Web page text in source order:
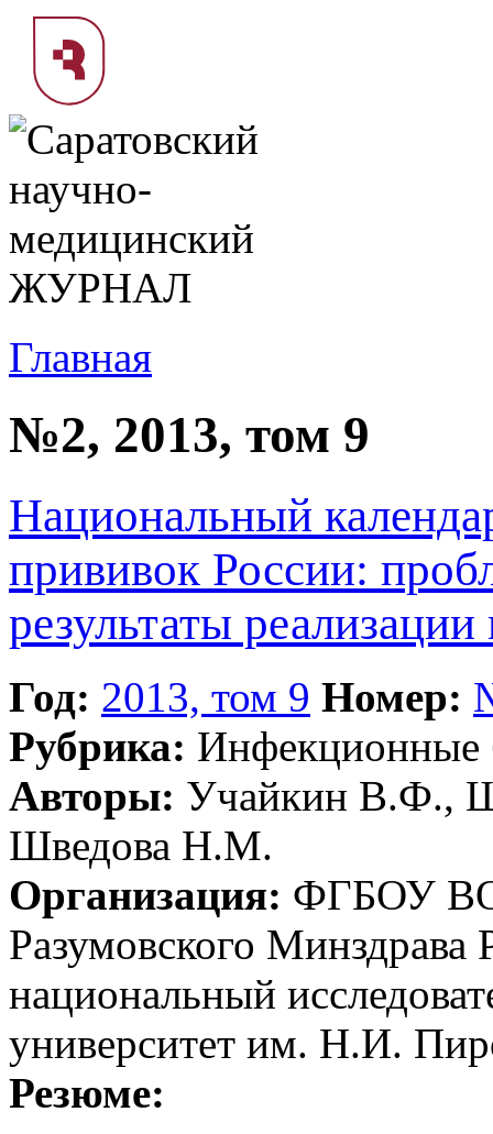
Главная
№2, 2013, том 9
Национальный
прививок России:
результаты
Год: 2013, том 9 Номер:
Рубрика: Инфекционные
Авторы: Учайкин В.Ф.,
Шведова Н.М.
Организация: ФГБОУ
Разумовского
национальный
университет им. Н.И.
Резюме: